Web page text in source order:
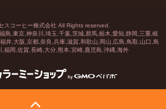
スコーヒー株式会社 All Rights reserved.
島,東京,神奈川,埼玉,千葉,茨城,群馬,栃木,愛知,静岡,三重,岐
,福井,大阪,京都,奈良,兵庫,滋賀,和歌山,岡山,広島,鳥取,山口,島
,福岡,佐賀,長崎,大分,熊本,宮崎,鹿児島,沖縄,海外